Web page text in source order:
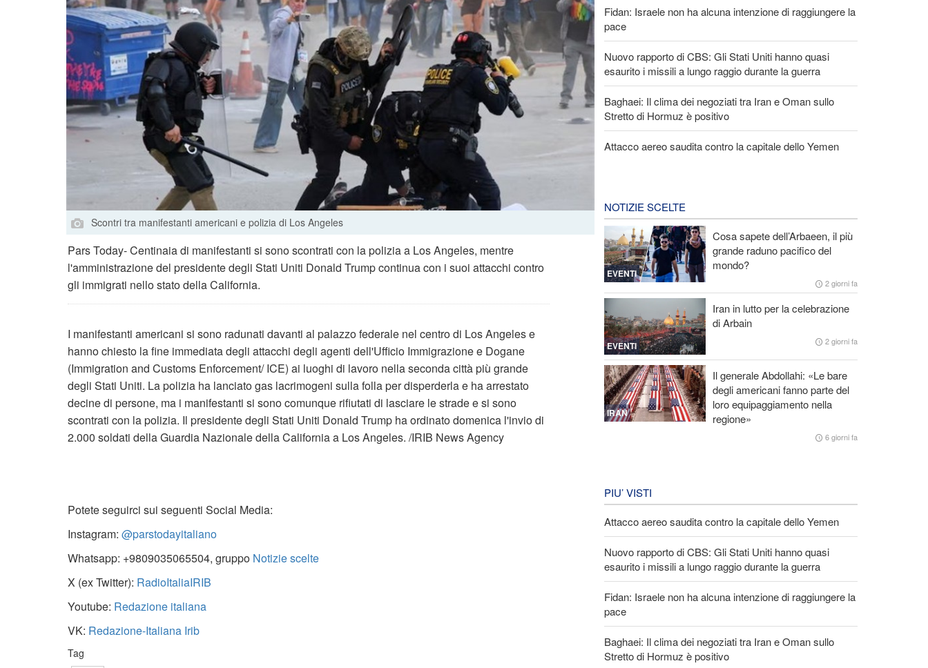
Scontri tra manifestanti americani e polizia di Los Angeles
Pars Today- Centinaia di manifestanti si sono scontrati con la polizia a Los Angeles, mentre
l'amministrazione del presidente degli Stati Uniti Donald Trump continua con i suoi attacchi contro
gli immigrati nello stato della California.
I manifestanti americani si sono radunati davanti al palazzo federale nel centro di Los Angeles e
hanno chiesto la fine immediata degli attacchi degli agenti dell'Ufficio Immigrazione e Dogane
(Immigration and Customs Enforcement/ ICE) ai luoghi di lavoro nella seconda città più grande
degli Stati Uniti. La polizia ha lanciato gas lacrimogeni sulla folla per disperderla e ha arrestato
decine di persone, ma i manifestanti si sono comunque rifiutati di lasciare le strade e si sono
scontrati con la polizia. Il presidente degli Stati Uniti Donald Trump ha ordinato domenica l'invio di
2.000 soldati della Guardia Nazionale della California a Los Angeles. /IRIB News Agency
Potete seguirci sui seguenti Social Media:
Instagram: @parstodayitaliano
Whatsapp: +9809035065504, gruppo Notizie scelte
X (ex Twitter): RadioItaliaIRIB
Youtube: Redazione italiana
VK: Redazione-Italiana Irib
Tag
Fidan: Israele non ha alcuna intenzione di raggiungere la
pace
Nuovo rapporto di CBS: Gli Stati Uniti hanno quasi
esaurito i missili a lungo raggio durante la guerra
Baghaei: Il clima dei negoziati tra Iran e Oman sullo
Stretto di Hormuz è positivo
Attacco aereo saudita contro la capitale dello Yemen
NOTIZIE SCELTE
EVENTI
Cosa sapete dell’Arbaeen, il più
grande raduno pacifico del
mondo?
2 giorni fa
EVENTI
Iran in lutto per la celebrazione
di Arbain
2 giorni fa
IRAN
Il generale Abdollahi: «Le bare
degli americani fanno parte del
loro equipaggiamento nella
regione»
6 giorni fa
PIU’ VISTI
Attacco aereo saudita contro la capitale dello Yemen
Nuovo rapporto di CBS: Gli Stati Uniti hanno quasi
esaurito i missili a lungo raggio durante la guerra
Fidan: Israele non ha alcuna intenzione di raggiungere la
pace
Baghaei: Il clima dei negoziati tra Iran e Oman sullo
Stretto di Hormuz è positivo